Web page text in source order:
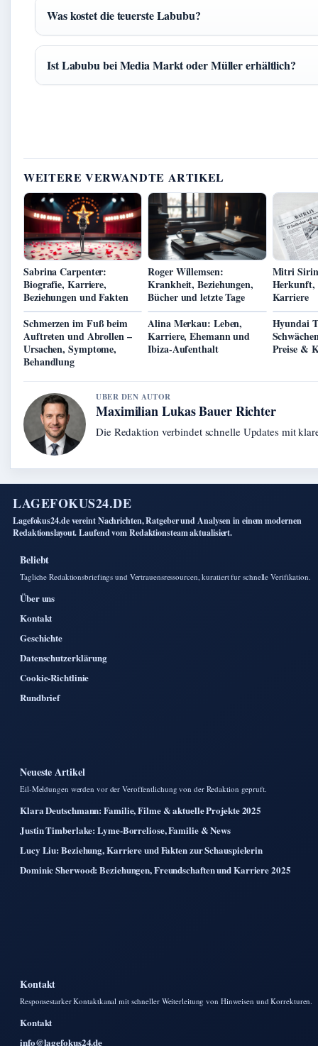
Was kostet die teuerste Labubu?
Ist Labubu bei Media Markt oder Müller erhältlich?
WEITERE VERWANDTE ARTIKEL
Sabrina Carpenter:
Biografie, Karriere,
Beziehungen und Fakten
Roger Willemsen:
Krankheit, Beziehungen,
Bücher und letzte Tage
Mitri
Herkunft,
Karriere
Schmerzen im Fuß beim
Auftreten und Abrollen –
Ursachen, Symptome,
Behandlung
Alina Merkau: Leben,
Karriere, Ehemann und
Ibiza-Aufenthalt
Hyundai
Preise &
UBER DEN AUTOR
Maximilian Lukas Bauer Richter
Die Redaktion verbindet schnelle Updates mit
LAGEFOKUS24.DE
Lagefokus24.de vereint Nachrichten, Ratgeber und Analysen in einem modernen
Redaktionslayout. Laufend vom Redaktionsteam aktualisiert.
Beliebt
Tagliche Redaktionsbriefings und Vertrauensressourcen, kuratiert fur schnelle Verifikation.
Über uns
Kontakt
Geschichte
Datenschutzerklärung
Cookie-Richtlinie
Rundbrief
Neueste Artikel
Eil-Meldungen werden vor der Veroffentlichung von der Redaktion gepruft.
Klara Deutschmann: Familie, Filme & aktuelle Projekte 2025
Justin Timberlake: Lyme-Borreliose, Familie & News
Lucy Liu: Beziehung, Karriere und Fakten zur Schauspielerin
Dominic Sherwood: Beziehungen, Freundschaften und Karriere 2025
Kontakt
Responsestarker Kontaktkanal mit schneller Weiterleitung von Hinweisen und Korrekturen.
Kontakt
info@lagefokus24.de